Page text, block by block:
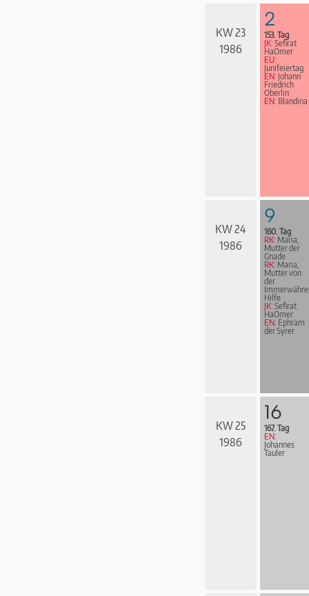
KW 23
1986
2
153. Tag
JK: Sefirat
HaOmer
EU:
Junifeiertag
EN: Johann
Friedrich
Oberlin
EN: Blandina
KW 24
1986
9
160. Tag
RK: Maria,
Mutter der
Gnade
RK: Maria,
Mutter von
der
Hilfe
JK: Sefirat
HaOmer
EN: Ephräm
der Syrer
KW 25
1986
16
167. Tag
EN:
Johannes
Tauler